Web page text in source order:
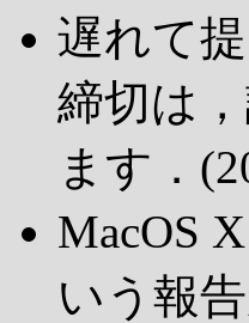
遅れて
締切は
ます．
MacOS
いう報